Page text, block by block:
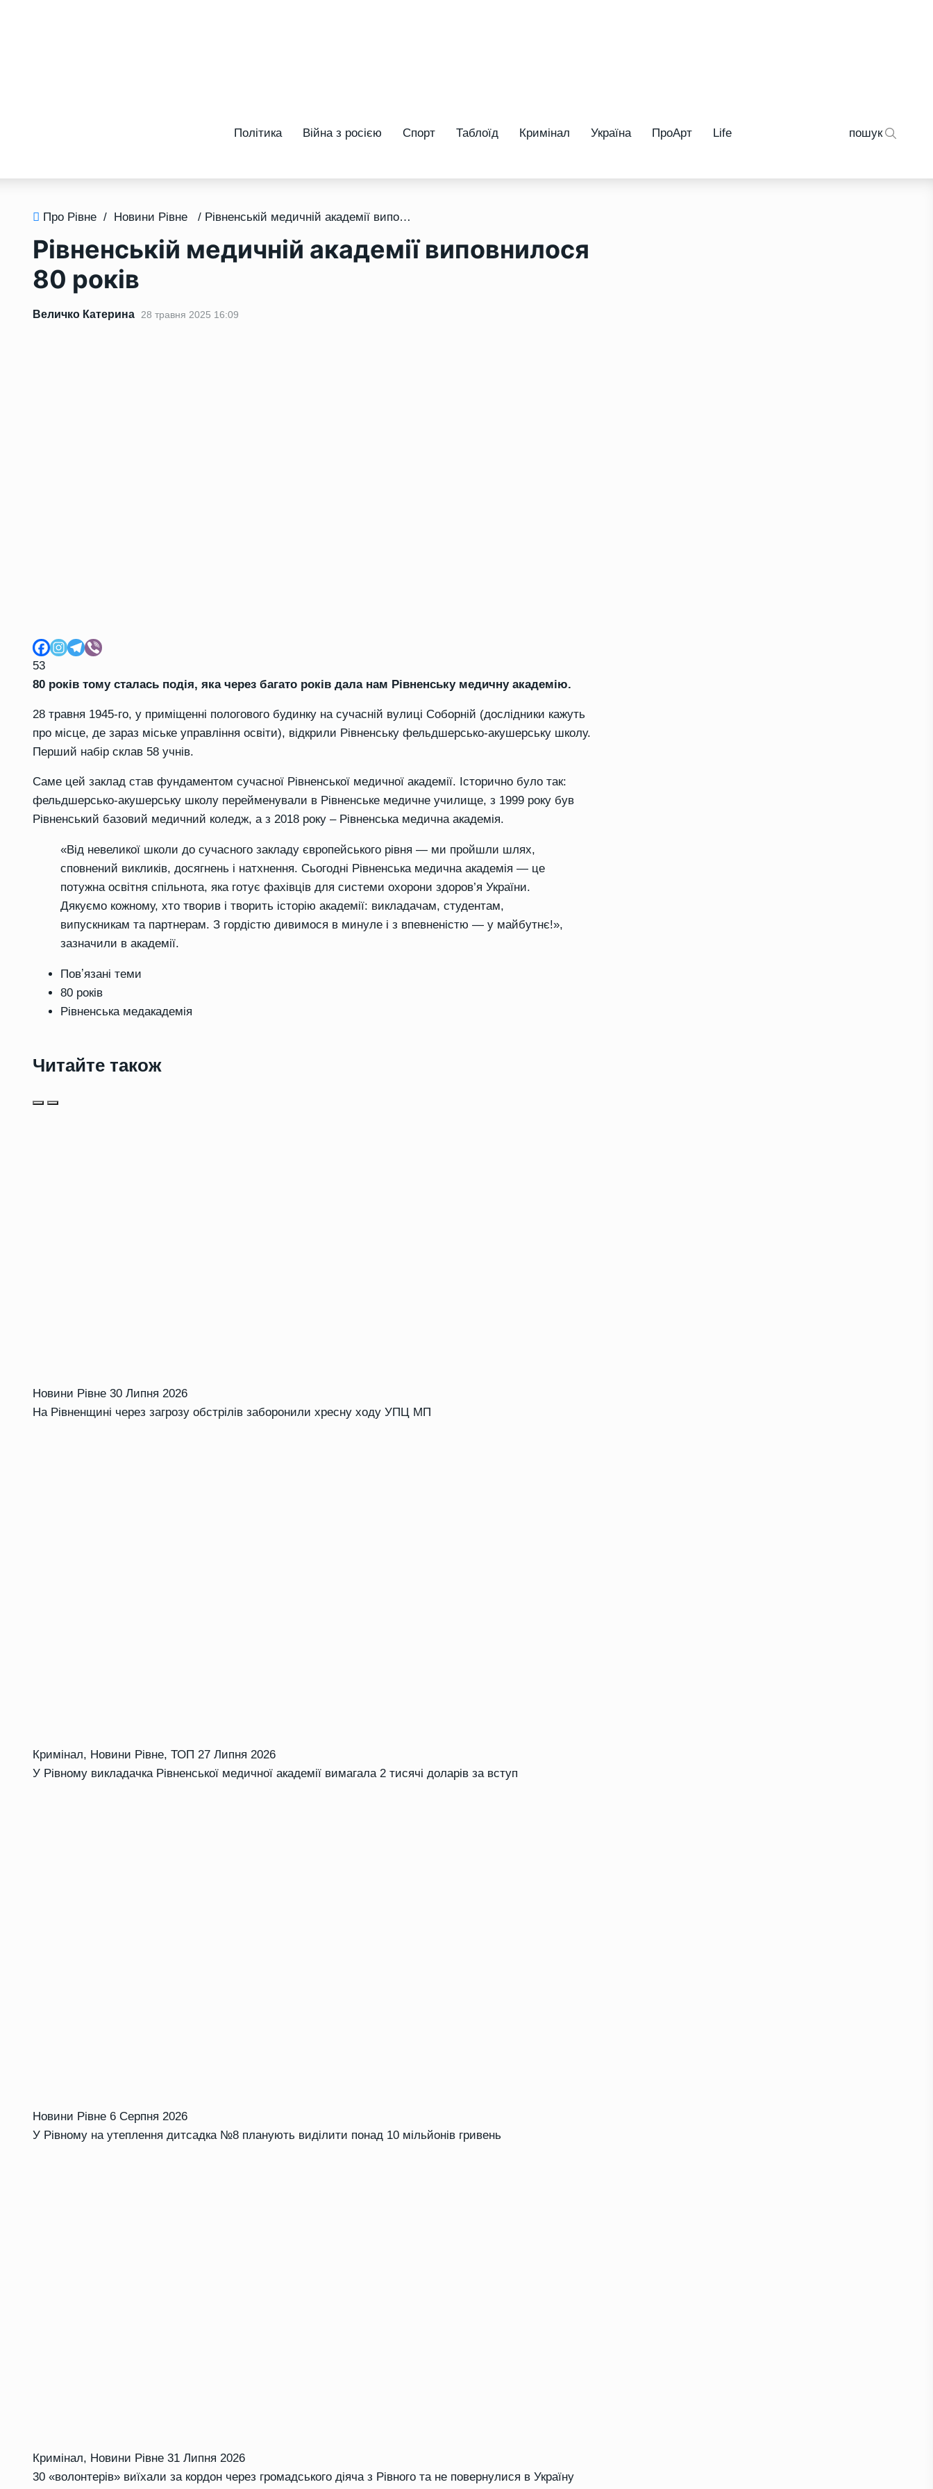
Політика Війна з росією Спорт Таблоїд Кримінал Україна ПроАрт Life пошук
Про Рівне / Новини Рівне / Рівненській медичній академії виповнилося 80 років
Рівненській медичній академії виповнилося
80 років
Величко Катерина 28 травня 2025 16:09
53
80 років тому сталась подія, яка через багато років дала нам Рівненську медичну академію.
28 травня 1945-го, у приміщенні пологового будинку на сучасній вулиці Соборній (дослідники кажуть
про місце, де зараз міське управління освіти), відкрили Рівненську фельдшерсько-акушерську школу.
Перший набір склав 58 учнів.
Саме цей заклад став фундаментом сучасної Рівненської медичної академії. Історично було так:
фельдшерсько-акушерську школу перейменували в Рівненське медичне училище, з 1999 року був
Рівненський базовий медичний коледж, а з 2018 року – Рівненська медична академія.
«Від невеликої школи до сучасного закладу європейського рівня — ми пройшли шлях,
сповнений викликів, досягнень і натхнення. Сьогодні Рівненська медична академія — це
потужна освітня спільнота, яка готує фахівців для системи охорони здоров’я України.
Дякуємо кожному, хто творив і творить історію академії: викладачам, студентам,
випускникам та партнерам. З гордістю дивимося в минуле і з впевненістю — у майбутнє!»,
зазначили в академії.
Повʼязані теми
80 років
Рівненська медакадемія
Читайте також
Новини Рівне 30 Липня 2026
На Рівненщині через загрозу обстрілів заборонили хресну ходу УПЦ МП
Кримінал, Новини Рівне, ТОП 27 Липня 2026
У Рівному викладачка Рівненської медичної академії вимагала 2 тисячі доларів за вступ
Новини Рівне 6 Серпня 2026
У Рівному на утеплення дитсадка №8 планують виділити понад 10 мільйонів гривень
Кримінал, Новини Рівне 31 Липня 2026
30 «волонтерів» виїхали за кордон через громадського діяча з Рівного та не повернулися в Україну